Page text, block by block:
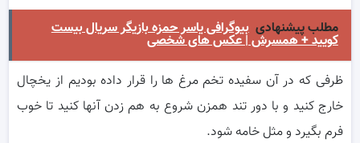
مطلب پیشنهادی بیوگرافی یاسر حمزه بازیگر سریال بیست
کویید + همسرش | عکس های شخصی
ظرفی که در آن سفیده تخم مرغ ها را قرار داده بودیم از یخچال
خارج کنید و با دور تند همزن شروع به هم زدن آنها کنید تا خوب
فرم بگیرد و مثل خامه شود.